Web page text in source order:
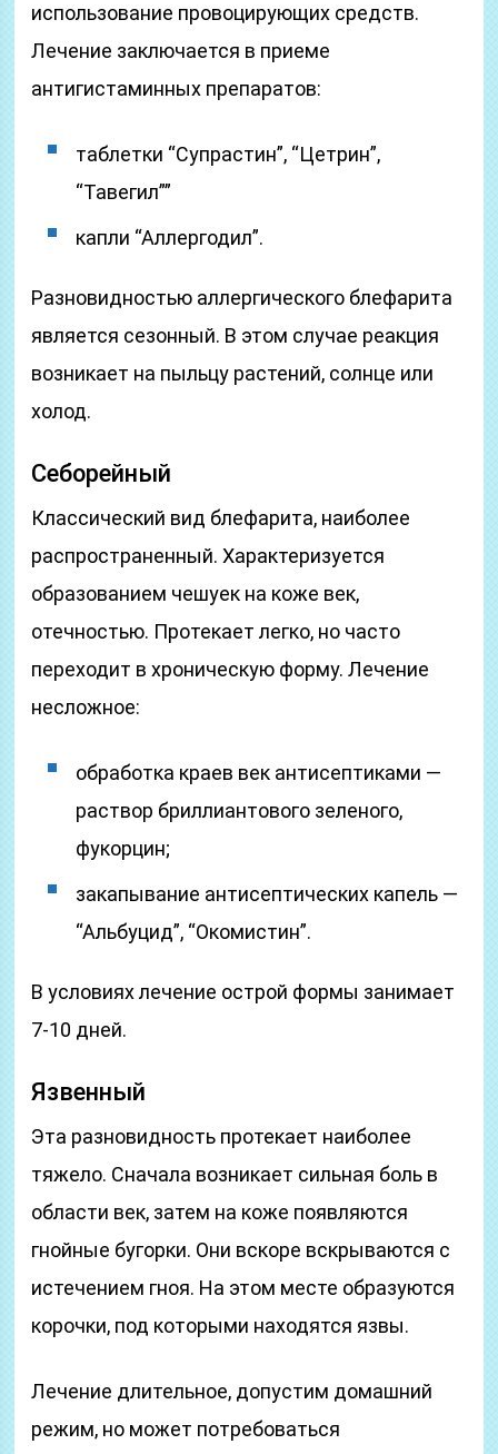
использование провоцирующих средств.
Лечение заключается в приеме
антигистаминных препаратов:
таблетки “Супрастин”, “Цетрин”,
“Тавегил””
капли “Аллергодил”.
Разновидностью аллергического блефарита
является сезонный. В этом случае реакция
возникает на пыльцу растений, солнце или
холод.
Себорейный
Классический вид блефарита, наиболее
распространенный. Характеризуется
образованием чешуек на коже век,
отечностью. Протекает легко, но часто
переходит в хроническую форму. Лечение
несложное:
обработка краев век антисептиками —
раствор бриллиантового зеленого,
фукорцин;
закапывание антисептических капель —
“Альбуцид”, “Окомистин”.
В условиях лечение острой формы занимает
7-10 дней.
Язвенный
Эта разновидность протекает наиболее
тяжело. Сначала возникает сильная боль в
области век, затем на коже появляются
гнойные бугорки. Они вскоре вскрываются с
истечением гноя. На этом месте образуются
корочки, под которыми находятся язвы.
Лечение длительное, допустим домашний
режим, но может потребоваться